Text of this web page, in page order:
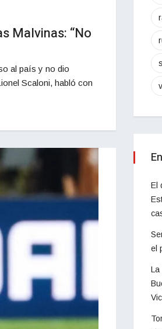
Malvinas: “No
al país y no dio
Scaloni, habló con
El
el
La